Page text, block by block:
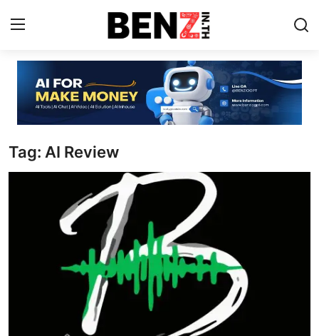
Home
Contact
AI Tools
ChatGPT Prompts
ข่าว AI รอบโลก
ThaiGPT Builder
คอร์สเรียน ChatGPT
Tag: AI Review